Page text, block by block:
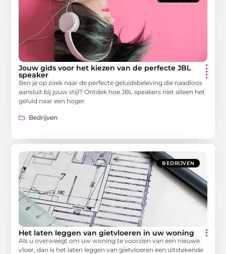
Jouw gids voor het kiezen van de perfecte JBL
speaker
Ben je op zoek naar de perfecte geluidsbeleving die naadloos
aansluit bij jouw stijl? Ontdek hoe JBL speakers niet alleen het
geluid naar een hoger
Bedrijven
BEDRIJVEN
Het laten leggen van gietvloeren in uw woning
Als u overweegt om uw woning te voorzien van een nieuwe
vloer, dan is het laten leggen van gietvloeren een uitstekende